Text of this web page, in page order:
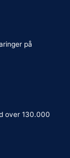
på
over 130.000